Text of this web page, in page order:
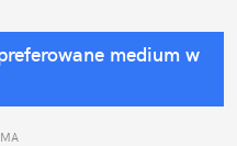
medium w